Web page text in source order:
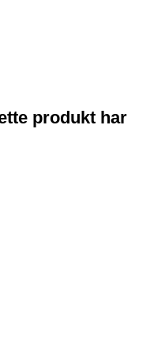
produkt har